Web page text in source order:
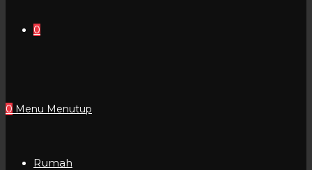
0
0 Menu Menutup
Rumah